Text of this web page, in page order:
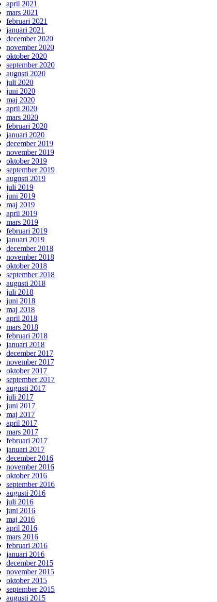
april 2021
mars 2021
februari 2021
januari 2021
december 2020
november 2020
oktober 2020
september 2020
augusti 2020
juli 2020
juni 2020
maj 2020
april 2020
mars 2020
februari 2020
januari 2020
december 2019
november 2019
oktober 2019
september 2019
augusti 2019
juli 2019
juni 2019
maj 2019
april 2019
mars 2019
februari 2019
januari 2019
december 2018
november 2018
oktober 2018
september 2018
augusti 2018
juli 2018
juni 2018
maj 2018
april 2018
mars 2018
februari 2018
januari 2018
december 2017
november 2017
oktober 2017
september 2017
augusti 2017
juli 2017
juni 2017
maj 2017
april 2017
mars 2017
februari 2017
januari 2017
december 2016
november 2016
oktober 2016
september 2016
augusti 2016
juli 2016
juni 2016
maj 2016
april 2016
mars 2016
februari 2016
januari 2016
december 2015
november 2015
oktober 2015
september 2015
augusti 2015